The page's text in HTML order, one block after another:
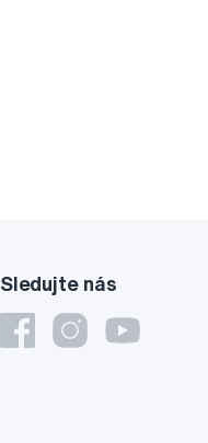
Sledujte nás